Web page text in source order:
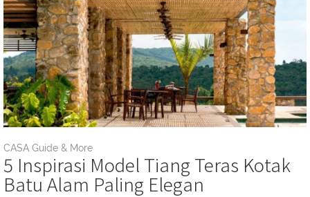
CASA Guide & More
5 Inspirasi Model Tiang Teras Kotak
Batu Alam Paling Elegan